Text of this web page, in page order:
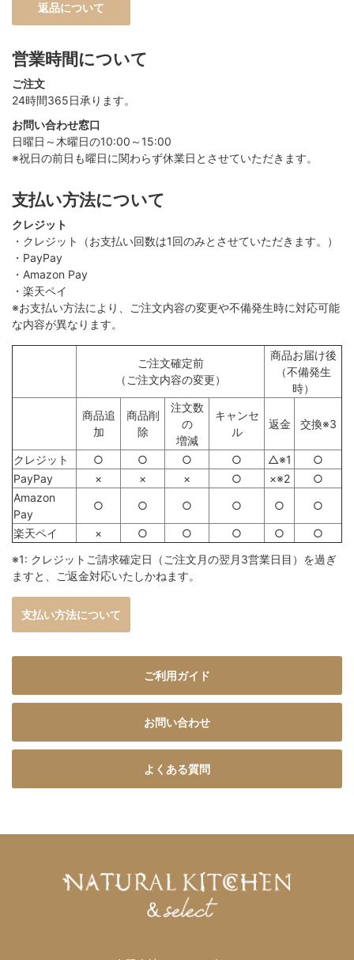
返品について
営業時間について
ご注文
24時間365日承ります。
お問い合わせ窓口
日曜日～木曜日の10:00～15:00
※祝日の前日も曜日に関わらず休業日とさせていただきます。
支払い方法について
クレジット
・クレジット（お支払い回数は1回のみとさせていただきます。）
・PayPay
・Amazon Pay
・楽天ペイ
※お支払い方法により、ご注文内容の変更や不備発生時に対応可能
な内容が異なります。
ご注文確定前
（ご注文内容の変更）
商品お届け後
（不備発生
時）
商品追
加
商品削
除
注文数
の
増減
キャンセ
ル
返金 交換※3
クレジット ○ ○ ○ ○ △※1
○
PayPay
× × × ○ ×※2
○
Amazon
Pay
○ ○ ○ ○ ○ ○
楽天ペイ × ○ ○ ○ ○
○
※1: クレジットご請求確定日（ご注文月の翌月3営業日目）を過ぎ
ますと、ご返金対応いたしかねます。
支払い方法について
ご利用ガイド
お問い合わせ
よくある質問